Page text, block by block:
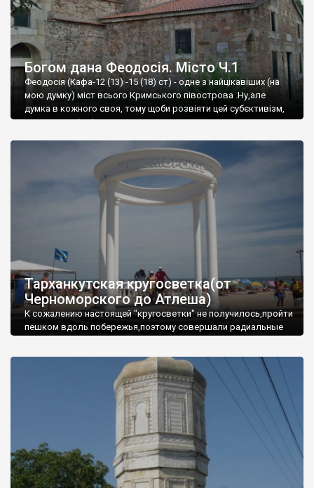
Богом дана Феодосія. Місто Ч.1
Феодосія (Кафа-12 (13) -15 (18) ст) - одне з найцікавіших (на
мою думку) міст всього Кримського півострова .Ну,але
думка в кожного своя, тому щоби розвіяти цей субєктивізм,
запрошую відвідати це
Тарханкутская кругосветка(от
Черноморского до Атлеша)
К сожалению настоящей "кругосветки" не получилось,пройти
пешком вдоль побережья,поэтому совершали радиальные